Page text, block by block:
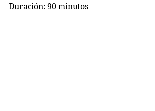
Duración: 90 minutos